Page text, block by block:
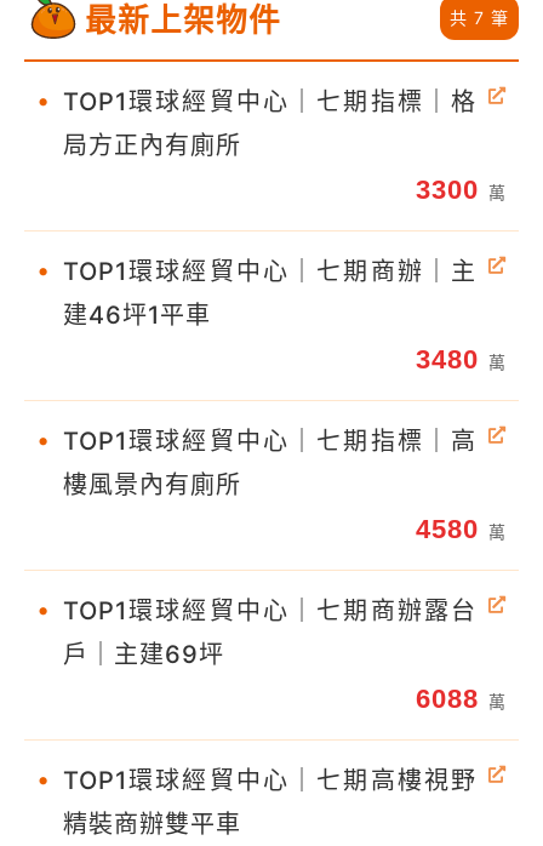
最新上架物件 共 7 筆
• TOP1環球經貿中心｜七期指標｜格
局方正內有廁所
3300 萬
• TOP1環球經貿中心｜七期商辦｜主
建46坪1平車
3480 萬
• TOP1環球經貿中心｜七期指標｜高
樓風景內有廁所
4580 萬
• TOP1環球經貿中心｜七期商辦露台
戶｜主建69坪
6088 萬
• TOP1環球經貿中心｜七期高樓視野
精裝商辦雙平車